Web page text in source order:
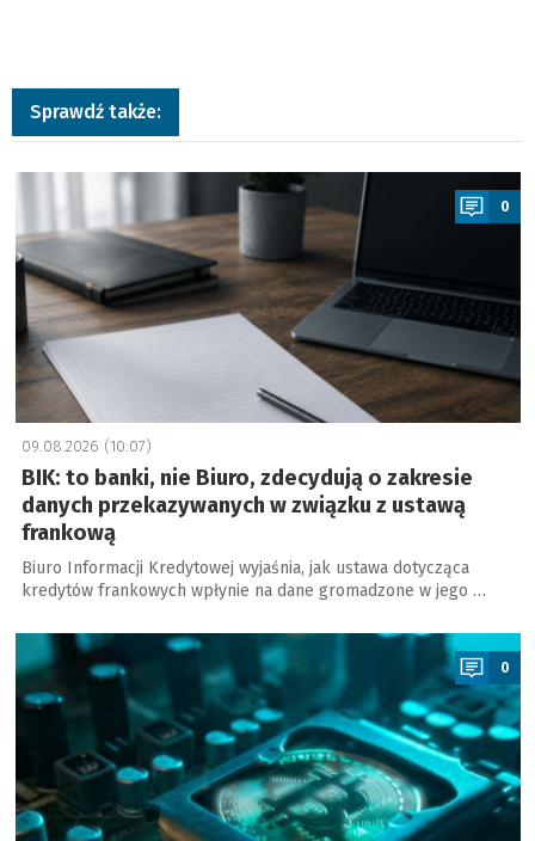
Sprawdź także:
a
0
09.08.2026 (10:07)
BIK: to banki, nie Biuro, zdecydują o zakresie
danych przekazywanych w związku z ustawą
frankową
Biuro Informacji Kredytowej wyjaśnia, jak ustawa dotycząca
kredytów frankowych wpłynie na dane gromadzone w jego …
a
0